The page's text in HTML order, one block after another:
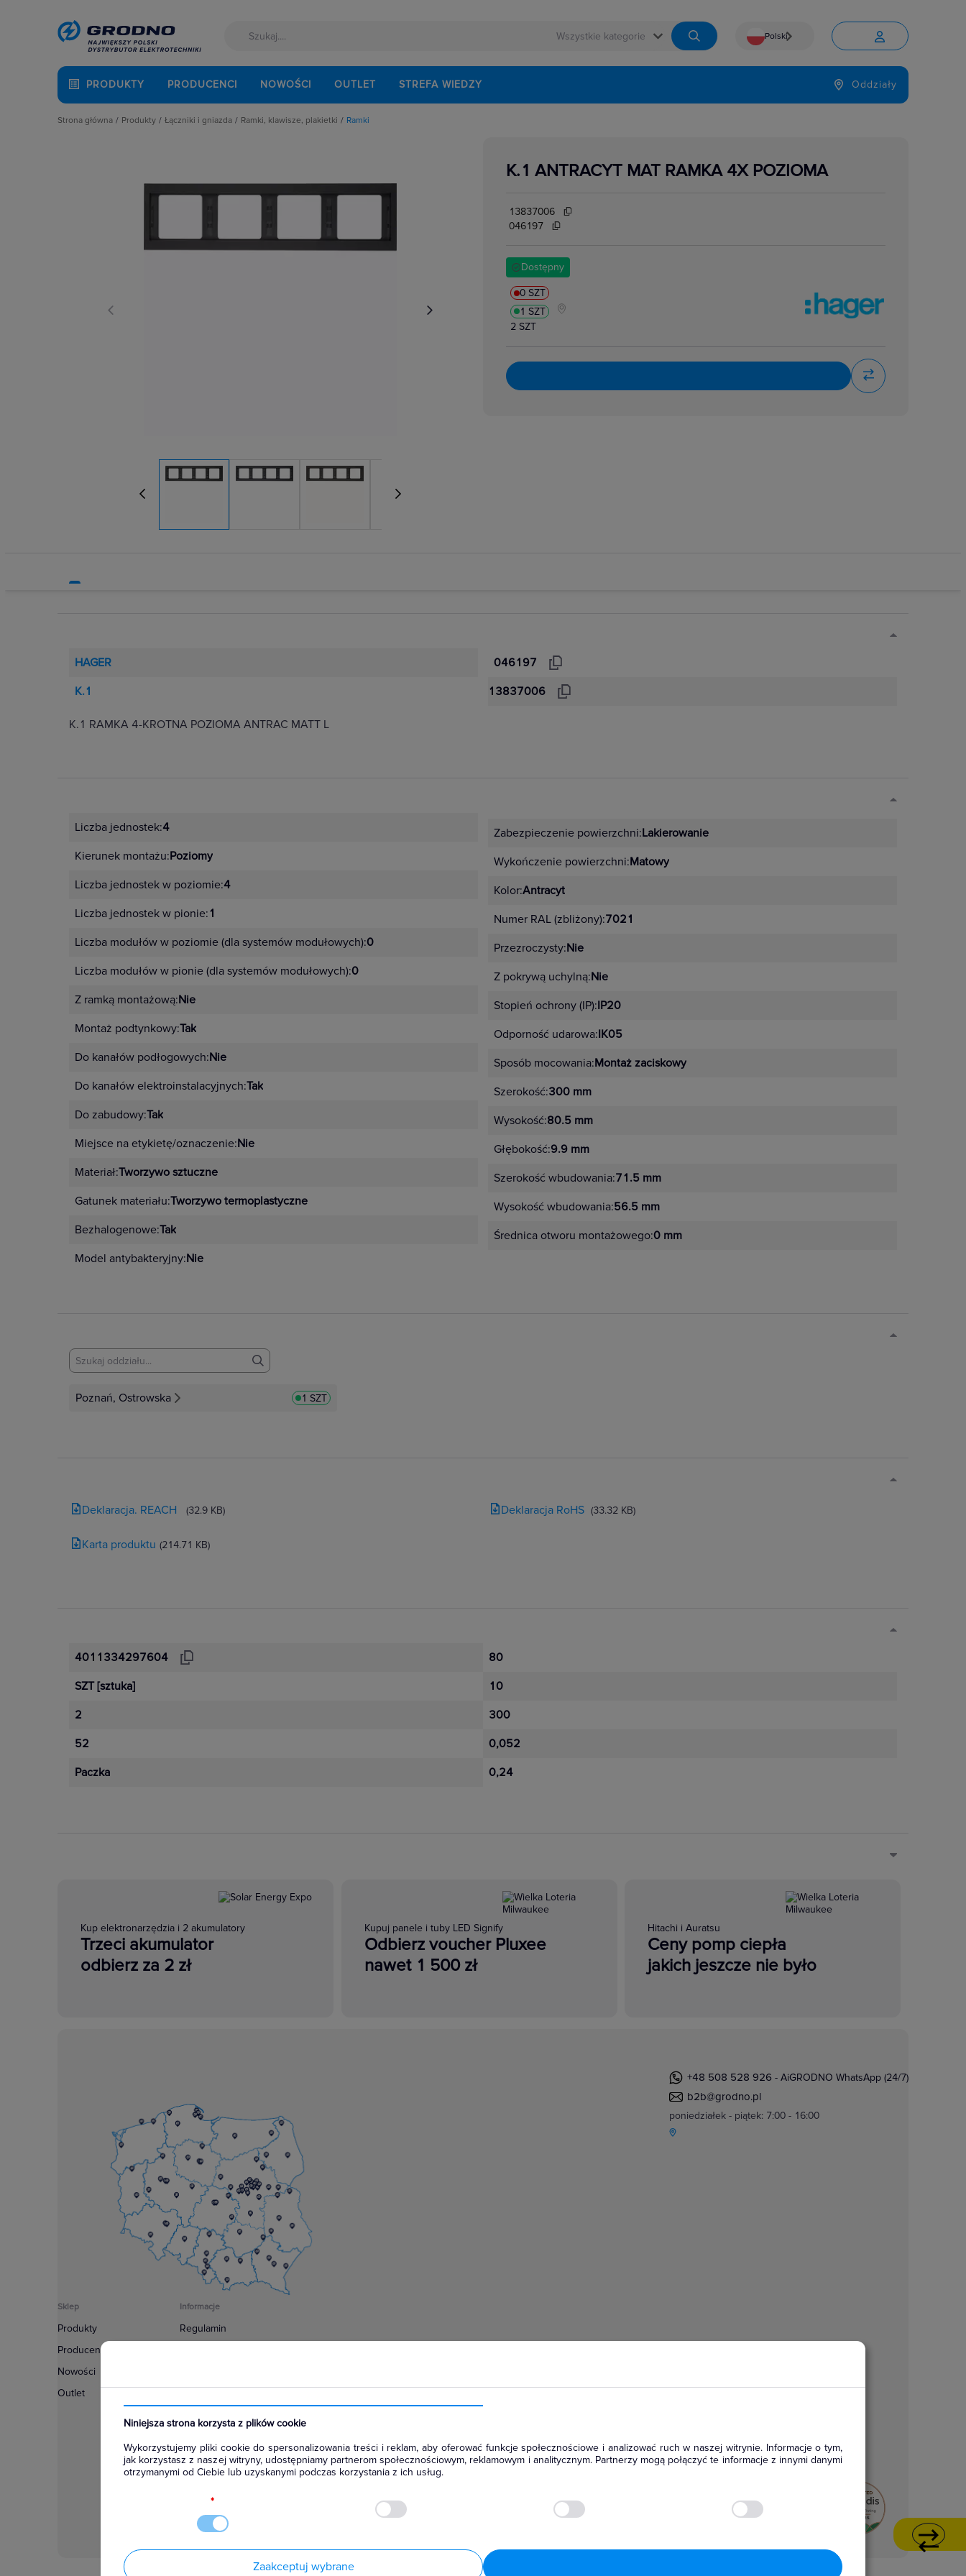
 Polski
Język

PRODUKTY PRODUCENCI NOWOŚCI OUTLET STREFA WIEDZY Oddziały
Niniejsza strona korzysta z plików cookie
Wykorzystujemy pliki cookie do spersonalizowania treści i reklam, aby oferować funkcje społecznościowe i analizować ruch w naszej witrynie. Informacje o tym,
jak korzystasz z naszej witryny, udostępniamy partnerom społecznościowym, reklamowym i analitycznym. Partnerzy mogą połączyć te informacje z innymi danymi
otrzymanymi od Ciebie lub uzyskanymi podczas korzystania z ich usług.
*
Zaakceptuj wybrane
Strona główna
Produkty
Fotowoltaika
Odzież ochronna i BHP
Łączniki i gniazda
Przyciski
Termostaty i regulatory
Ramki, klawisze, plakietki
Ramki
K.1 ANTRACYT MAT RAMKA 4X POZIOMA
13837006
046197
Dostępny
0 SZT
1 SZT
2 SZT
HAGER
046197
K.1
13837006
K.1 RAMKA 4-KROTNA POZIOMA ANTRAC MATT L
Liczba jednostek:4
Kierunek montażu:Poziomy
Liczba jednostek w poziomie:4
Liczba jednostek w pionie:1
Liczba modułów w poziomie (dla systemów modułowych):0
Liczba modułów w pionie (dla systemów modułowych):0
Z ramką montażową:Nie
Montaż podtynkowy:Tak
Do kanałów podłogowych:Nie
Do kanałów elektroinstalacyjnych:Tak
Do zabudowy:Tak
Miejsce na etykietę/oznaczenie:Nie
Materiał:Tworzywo sztuczne
Gatunek materiału:Tworzywo termoplastyczne
Bezhalogenowe:Tak
Model antybakteryjny:Nie
Zabezpieczenie powierzchni:Lakierowanie
Wykończenie powierzchni:Matowy
Kolor:Antracyt
Numer RAL (zbliżony):7021
Przezroczysty:Nie
Z pokrywą uchylną:Nie
Stopień ochrony (IP):IP20
Odporność udarowa:IK05
Sposób mocowania:Montaż zaciskowy
Szerokość:300 mm
Wysokość:80.5 mm
Głębokość:9.9 mm
Szerokość wbudowania:71.5 mm
Wysokość wbudowania:56.5 mm
Średnica otworu montażowego:0 mm
Poznań, Ostrowska 1 SZT
Deklaracja. REACH (32.9 KB)
Karta produktu (214.71 KB)
Deklaracja RoHS (33.32 KB)
4011334297604
SZT [sztuka]
2
52
Paczka
80
10
300
0,052
0,24
Kup elektronarzędzia i 2 akumulatory
Trzeci akumulator
odbierz za 2 zł
Kupuj panele i tuby LED Signify
Odbierz voucher Pluxee
nawet 1 500 zł
Hitachi i Auratsu
Ceny pomp ciepła
jakich jeszcze nie było
+48 508 528 926 - AiGRODNO WhatsApp (24/7)
b2b@grodno.pl
poniedziałek - piątek: 7:00 - 16:00
Sklep
Produkty
Producenci
Nowości
Outlet
Informacje
Regulamin
Konfiguratory
Najczęściej zadawane pytania